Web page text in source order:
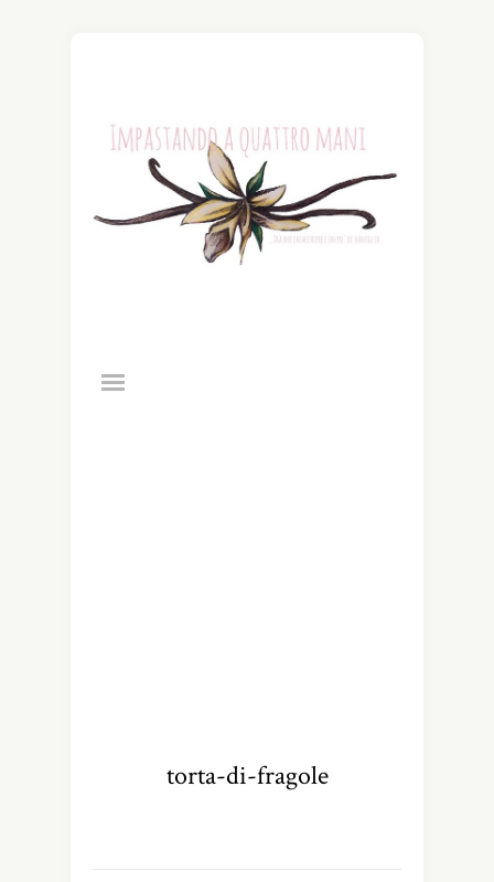
torta-di-fragole